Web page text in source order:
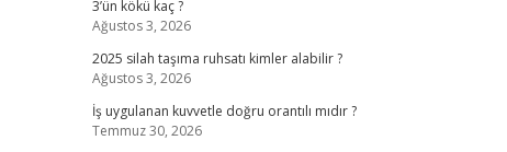
3’ün kökü kaç ?
Ağustos 3, 2026
2025 silah taşıma ruhsatı kimler alabilir ?
Ağustos 3, 2026
İş uygulanan kuvvetle doğru orantılı mıdır ?
Temmuz 30, 2026